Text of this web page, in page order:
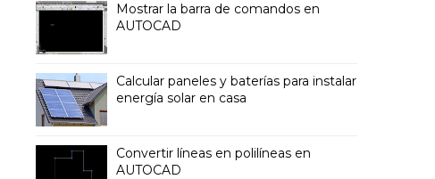
Mostrar la barra de comandos en
AUTOCAD
Calcular paneles y baterías para instalar
energía solar en casa
Convertir líneas en polilíneas en
AUTOCAD